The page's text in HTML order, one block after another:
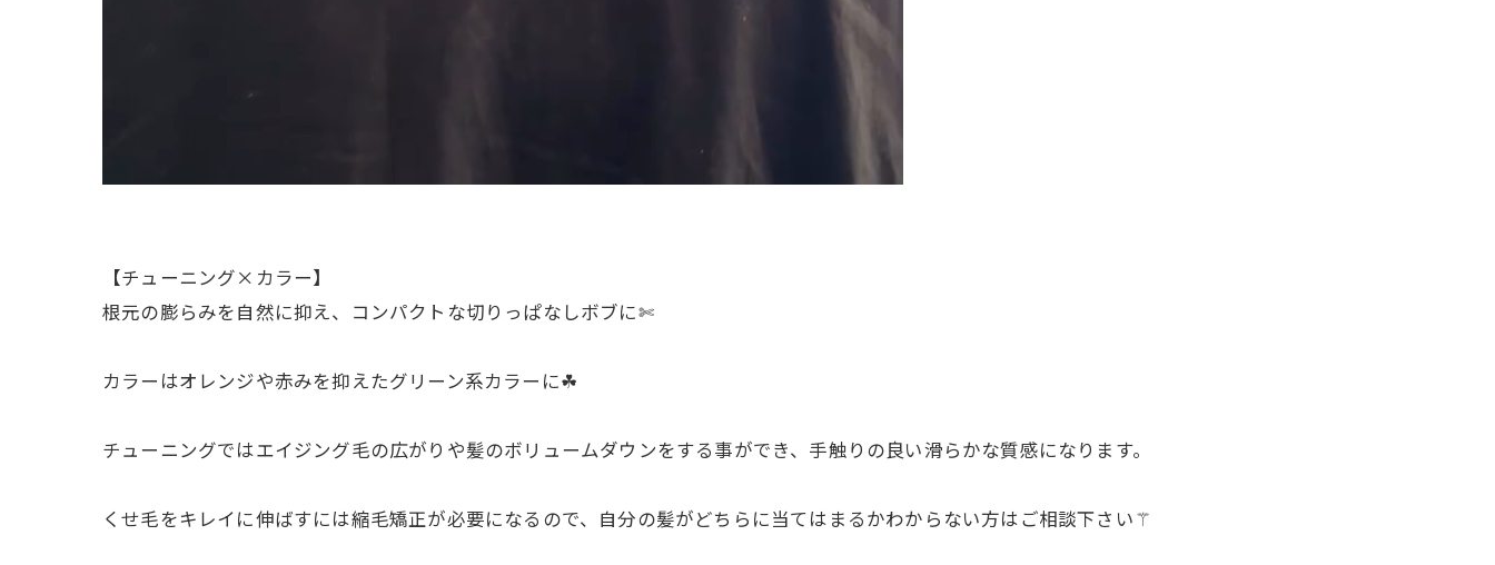
【チューニング×カラー】
根元の膨らみを自然に抑え、コンパクトな切りっぱなしボブに✄
カラーはオレンジや赤みを抑えたグリーン系カラーに☘︎
チューニングではエイジング毛の広がりや髪のボリュームダウンをする事ができ、手触りの良い滑らかな質感になります。
くせ毛をキレイに伸ばすには縮毛矯正が必要になるので、自分の髪がどちらに当てはまるかわからない方はご相談下さい⚚